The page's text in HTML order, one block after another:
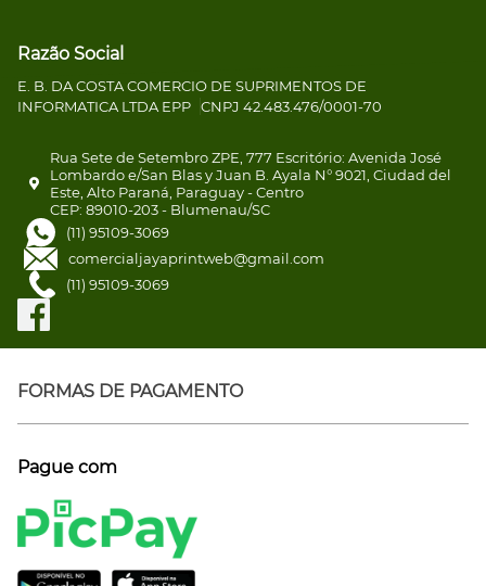
Razão Social
E. B. DA COSTA COMERCIO DE SUPRIMENTOS DE
INFORMATICA LTDA EPP CNPJ 42.483.476/0001-70
Rua Sete de Setembro ZPE, 777 Escritório: Avenida José
Lombardo e/San Blas y Juan B. Ayala N° 9021, Ciudad del
Este, Alto Paraná, Paraguay - Centro
CEP: 89010-203 - Blumenau/SC
(11) 95109-3069
comercialjayaprintweb@gmail.com
(11) 95109-3069
FORMAS DE PAGAMENTO
Pague com